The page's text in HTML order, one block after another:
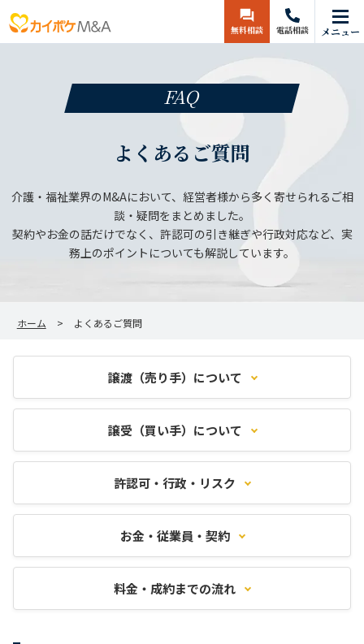
無料相談 電話相談 メニュー
FAQ
よくあるご質問
介護・福祉業界のM&Aにおいて、経営者様から多く寄せられるご相
談・疑問をまとめました。
契約やお金の話だけでなく、許認可の引き継ぎや行政対応など、実
務上のポイントについても解説しています。
ホーム よくあるご質問
譲渡（売り手）について
譲受（買い手）について
許認可・行政・リスク
お金・従業員・契約
料金・成約までの流れ